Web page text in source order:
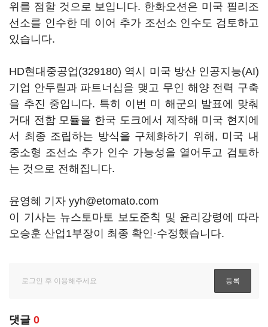
위를 점할 것으로 보입니다. 한화오션은 미국 필리조
선소를 인수한 데 이어 추가 조선소 인수도 검토하고
있습니다.
HD현대중공업(329180) 역시 미국 방산 인공지능(AI)
기업 안두릴과 파트너십을 맺고 무인 해양 전력 구축
을 추진 중입니다. 특히 이번 미 해군의 발표에 맞춰
거대 전함 모듈을 한국 도크에서 제작해 미국 현지에
서 최종 조립하는 방식을 구체화하기 위해, 미국 내
중소형 조선소 추가 인수 가능성을 열어두고 검토하
는 것으로 전해집니다.
윤영혜 기자 yyh@etomato.com
이 기사는 뉴스토마토 보도준칙 및 윤리강령에 따라
오승훈 산업1부장이 최종 확인·수정했습니다.
댓글 0